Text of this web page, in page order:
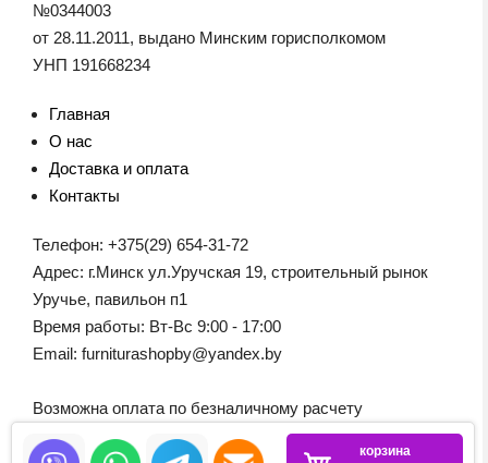
№0344003
от 28.11.2011, выдано Минским горисполкомом
УНП 191668234
Главная
О нас
Доставка и оплата
Контакты
Телефон: +375(29) 654-31-72
Адрес: г.Минск ул.Уручская 19, строительный рынок
Уручье, павильон п1
Время работы: Вт-Вс 9:00 - 17:00
Email: furniturashopby@yandex.by
Возможна оплата по безналичному расчету
корзина